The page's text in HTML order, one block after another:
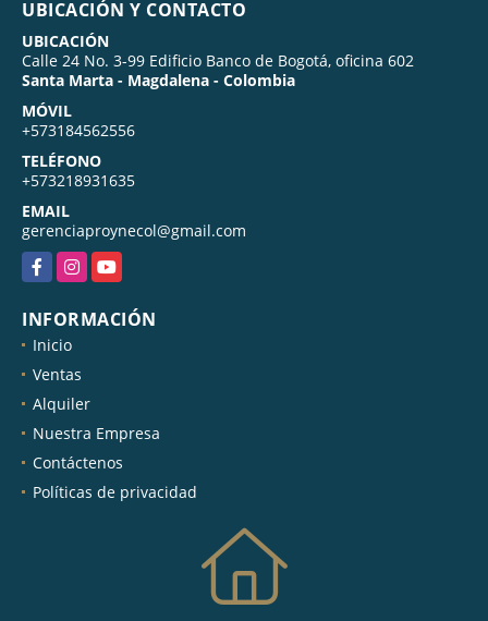
UBICACIÓN Y CONTACTO
UBICACIÓN
Calle 24 No. 3-99 Edificio Banco de Bogotá, oficina 602
Santa Marta - Magdalena - Colombia
MÓVIL
+573184562556
TELÉFONO
+573218931635
EMAIL
gerenciaproynecol@gmail.com
FacebookInstagramYouTube
INFORMACIÓN
Inicio
Ventas
Alquiler
Nuestra Empresa
Contáctenos
Políticas de privacidad